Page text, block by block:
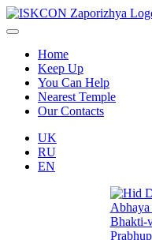
Home
Keep Up
You Can Help
Nearest Temple
Our Contacts
UK
RU
EN